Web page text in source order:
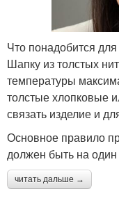
Что понадобится
Шапку из толстых
температуры
толстые хлопковые
связать изделие и
Основное правило
должен быть на
читать дальше →